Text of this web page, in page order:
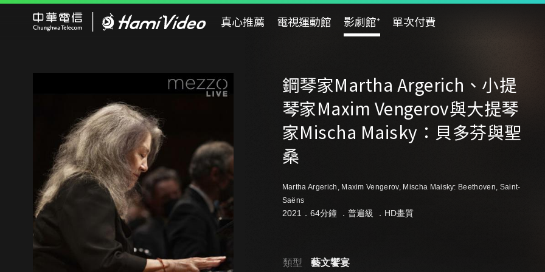
真心推薦 電視運動館 影劇館⁺ 單次付費
鋼琴家Martha Argerich、小提
琴家Maxim Vengerov與大提琴
家Mischa Maisky：貝多芬與聖
桑
Martha Argerich, Maxim Vengerov, Mischa Maisky: Beethoven, Saint-
Saëns
2021．64分鐘 ． 普遍級 ．HD畫質
類型 藝文饗宴